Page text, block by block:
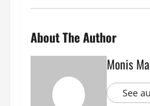
About The Author
Monis
See